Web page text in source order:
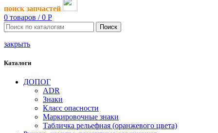
поиск запчастей
0 товаров / 0 Р
Поиск
закрыть
Каталоги
ДОПОГ
ADR
Знаки
Класс опасности
Маркировочные знаки
Табличка рельефная (оранжевого цвета)